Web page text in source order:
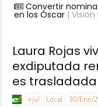
Convertir
en los Óscar| Visión
Laura Rojas
exdiputada
es
eju! Local 30/Ene/